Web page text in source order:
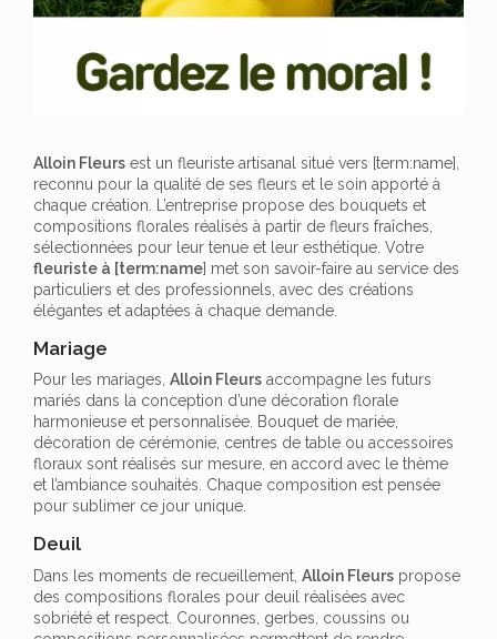
Alloin Fleurs est un fleuriste artisanal situé vers [term:name],
reconnu pour la qualité de ses fleurs et le soin apporté à
chaque création. L’entreprise propose des bouquets et
compositions florales réalisés à partir de fleurs fraîches,
sélectionnées pour leur tenue et leur esthétique. Votre
fleuriste à [term:name] met son savoir-faire au service des
particuliers et des professionnels, avec des créations
élégantes et adaptées à chaque demande.
Mariage
Pour les mariages, Alloin Fleurs accompagne les futurs
mariés dans la conception d’une décoration florale
harmonieuse et personnalisée. Bouquet de mariée,
décoration de cérémonie, centres de table ou accessoires
floraux sont réalisés sur mesure, en accord avec le thème
et l’ambiance souhaités. Chaque composition est pensée
pour sublimer ce jour unique.
Deuil
Dans les moments de recueillement, Alloin Fleurs propose
des compositions florales pour deuil réalisées avec
sobriété et respect. Couronnes, gerbes, coussins ou